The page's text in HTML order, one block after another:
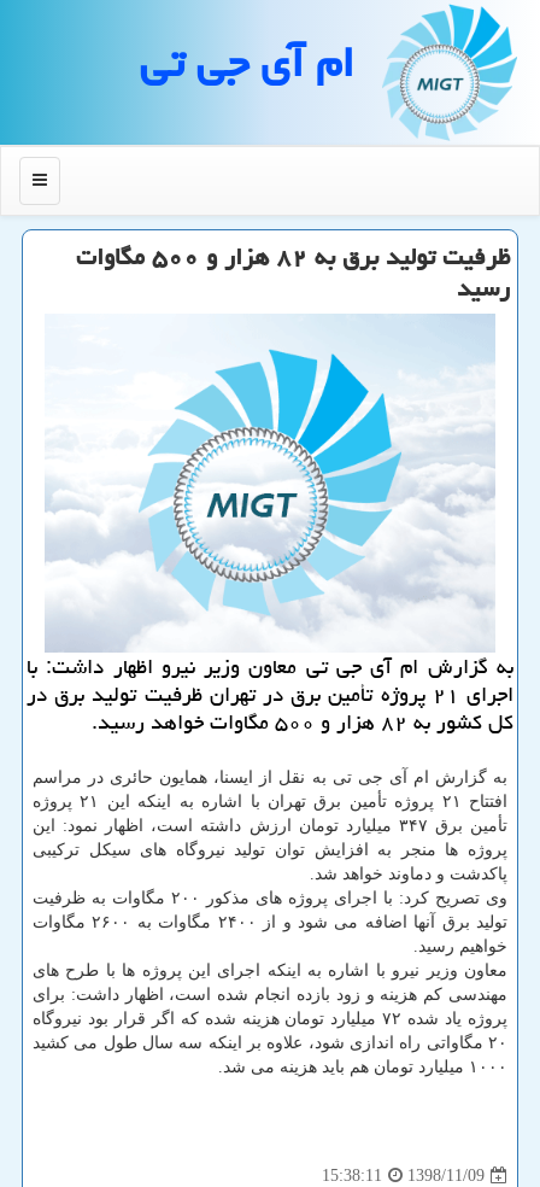
ام آی جی تی
منو
ظرفیت تولید برق به ۸۲ هزار و ۵۰۰ مگاوات
رسید
به گزارش ام آی جی تی معاون وزیر نیرو اظهار داشت: با
اجرای ۲۱ پروژه تأمین برق در تهران ظرفیت تولید برق در
كل كشور به ۸۲ هزار و ۵۰۰ مگاوات خواهد رسید.
به گزارش ام آی جی تی به نقل از ایسنا، همایون حائری در مراسم
افتتاح ۲۱ پروژه تأمین برق تهران با اشاره به اینكه این ۲۱ پروژه
تأمین برق ۳۴۷ میلیارد تومان ارزش داشته است، اظهار نمود: این
پروژه ها منجر به افزایش توان تولید نیروگاه های سیكل تركیبی
پاكدشت و دماوند خواهد شد.
وی تصریح كرد: با اجرای پروژه های مذكور ۲۰۰ مگاوات به ظرفیت
تولید برق آنها اضافه می شود و از ۲۴۰۰ مگاوات به ۲۶۰۰ مگاوات
خواهیم رسید.
معاون وزیر نیرو با اشاره به اینكه اجرای این پروژه ها با طرح های
مهندسی كم هزینه و زود بازده انجام شده است، اظهار داشت: برای
پروژه یاد شده ۷۲ میلیارد تومان هزینه شده كه اگر قرار بود نیروگاه
۲۰ مگاواتی راه اندازی شود، علاوه بر اینكه سه سال طول می كشید
۱۰۰۰ میلیارد تومان هم باید هزینه می شد.
1398/11/09
15:38:11